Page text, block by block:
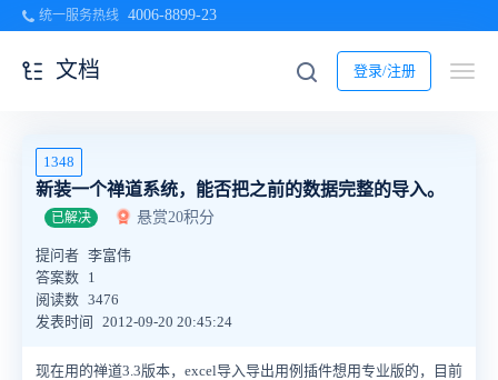
统一服务热线 4006-8899-23
登录/注册
文档
1348
新装一个禅道系统，能否把之前的数据完整的导入。
已解决 悬赏20积分
提问者 李富伟
答案数 1
阅读数 3476
发表时间
2012-09-20 20:45:24
现在用的禅道3.3版本，excel导入导出用例插件想用专业版的，目前